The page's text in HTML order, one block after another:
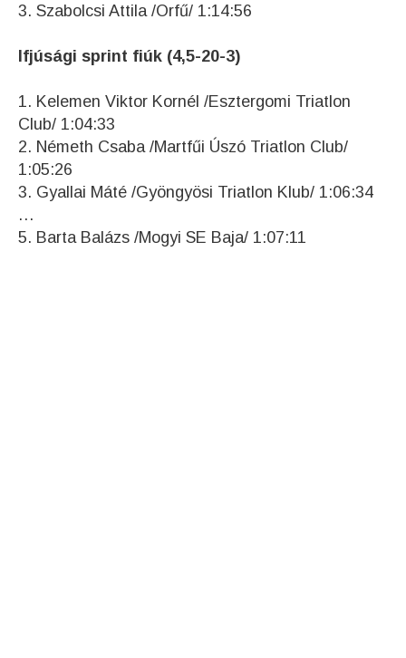
3. Szabolcsi Attila /Orfű/ 1:14:56
Ifjúsági sprint fiúk (4,5-20-3)
1. Kelemen Viktor Kornél /Esztergomi Triatlon
Club/ 1:04:33
2. Németh Csaba /Martfűi Úszó Triatlon Club/
1:05:26
3. Gyallai Máté /Gyöngyösi Triatlon Klub/ 1:06:34
…
5. Barta Balázs /Mogyi SE Baja/ 1:07:11